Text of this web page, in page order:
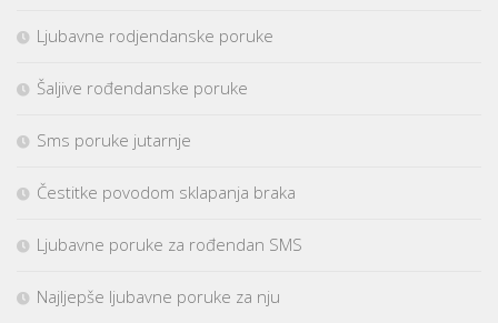
Ljubavne rodjendanske poruke
Šaljive rođendanske poruke
Sms poruke jutarnje
Čestitke povodom sklapanja braka
Ljubavne poruke za rođendan SMS
Najljepše ljubavne poruke za nju